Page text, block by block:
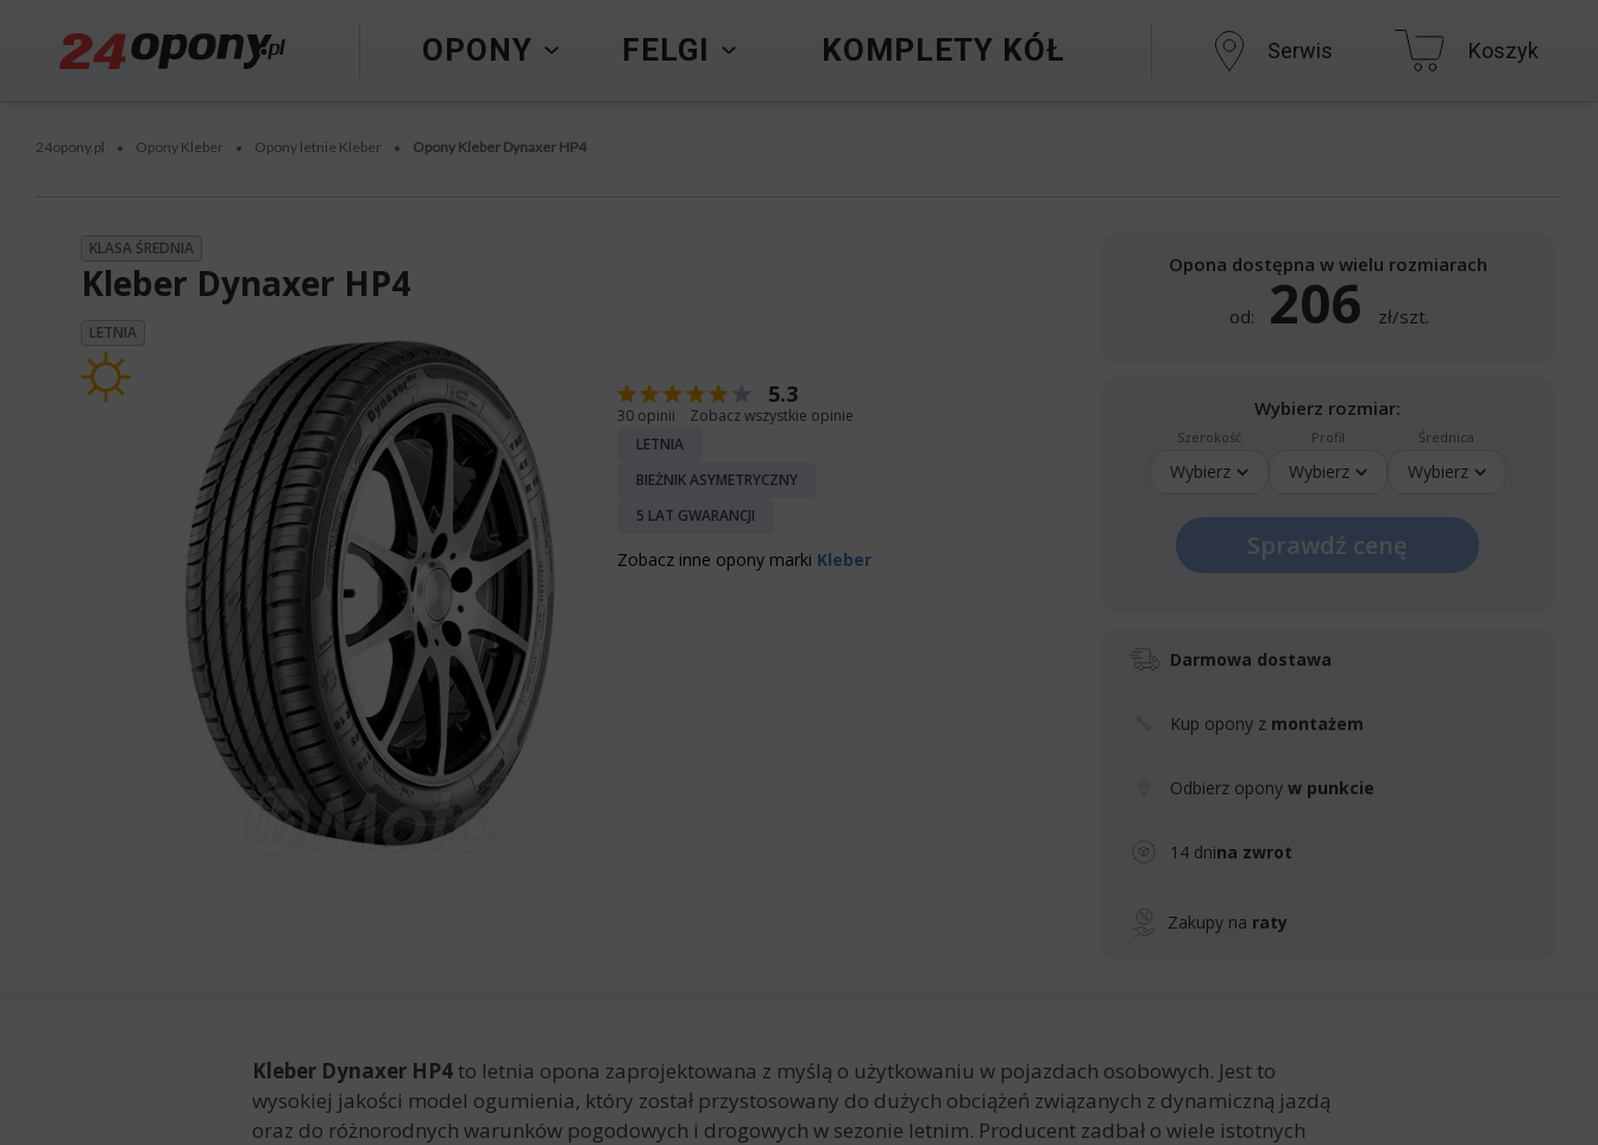
OPONY FELGI KOMPLETY KÓŁ Serwis Koszyk
24opony.pl • Opony Kleber • Opony letnie Kleber • Opony Kleber Dynaxer HP4
KLASA ŚREDNIA
Kleber Dynaxer HP4
LETNIA
Opona dostępna w wielu rozmiarach
od: 206 zł/szt.
Wybierz rozmiar:
Szerokość
Wybierz
Profil
Wybierz
Średnica
Wybierz
Sprawdź cenę
Darmowa dostawa
Kup opony z montażem
Odbierz opony w punkcie
14 dnina zwrot
Zakupy na raty
5.3
30 opinii
Zobacz wszystkie opinie
LETNIA
BIEŻNIK ASYMETRYCZNY
5 LAT GWARANCJI
Zobacz inne opony marki Kleber
Kleber Dynaxer HP4 to letnia opona zaprojektowana z myślą o użytkowaniu w pojazdach osobowych. Jest to
wysokiej jakości model ogumienia, który został przystosowany do dużych obciążeń związanych z dynamiczną jazdą
oraz do różnorodnych warunków pogodowych i drogowych w sezonie letnim. Producent zadbał o wiele istotnych